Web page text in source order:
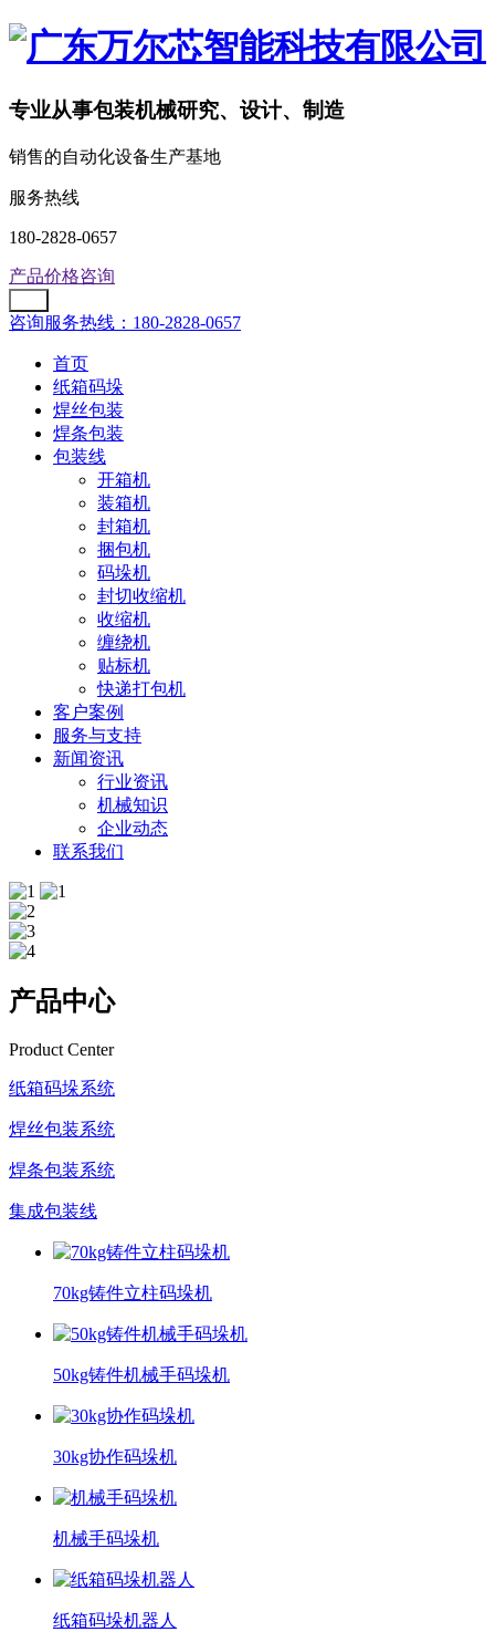
专业从事包装机械研究、设计、制造
销售的自动化设备生产基地
服务热线
180-2828-0657
产品价格咨询
咨询服务热线：180-2828-0657
首页
纸箱码垛
焊丝包装
焊条包装
包装线
开箱机
装箱机
封箱机
捆包机
码垛机
封切收缩机
收缩机
缠绕机
贴标机
快递打包机
客户案例
服务与支持
新闻资讯
行业资讯
机械知识
企业动态
联系我们
产品中心
Product Center
纸箱码垛系统
焊丝包装系统
焊条包装系统
集成包装线
70kg铸件立柱码垛机
50kg铸件机械手码垛机
30kg协作码垛机
机械手码垛机
纸箱码垛机器人